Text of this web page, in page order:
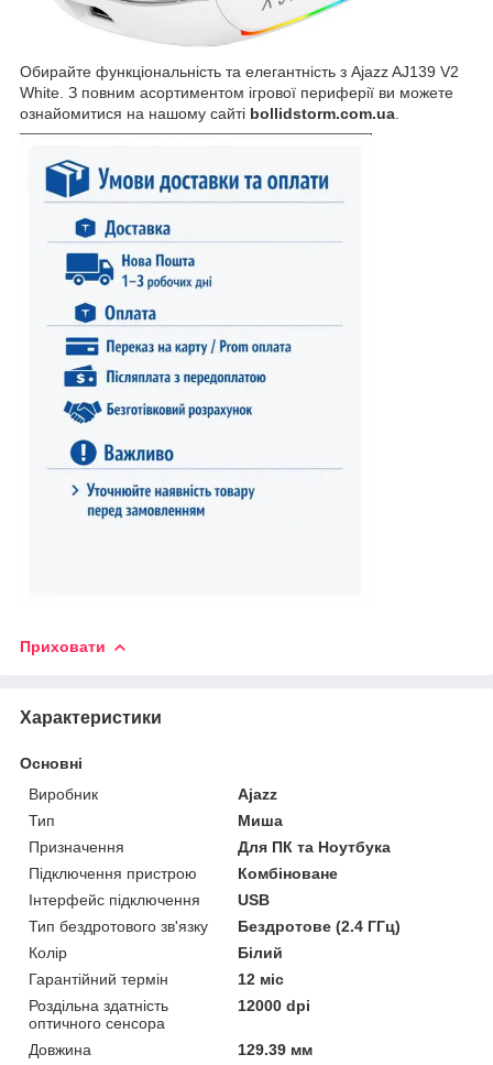
Обирайте функціональність та елегантність з Ajazz AJ139 V2
White. З повним асортиментом ігрової периферії ви можете
ознайомитися на нашому сайті bollidstorm.com.ua.
Приховати
Характеристики
Основні
Виробник
Ajazz
Тип
Миша
Призначення
Для ПК та Ноутбука
Підключення пристрою
Комбіноване
Інтерфейс підключення
USB
Тип бездротового зв'язку
Бездротове (2.4 ГГц)
Колір
Білий
Гарантійний термін
12 міс
Роздільна здатність
оптичного сенсора
12000 dpi
Довжина
129.39 мм